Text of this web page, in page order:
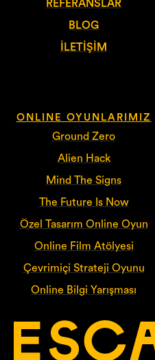
REFERANSLAR
BLOG
İLETIŞIM
ONLINE OYUNLARIMIZ
Ground Zero
Alien Hack
Mind The Signs
The Future Is Now
Özel Tasarım Online Oyun
Online Film Atölyesi
Çevrimiçi Strateji Oyunu
Online Bilgi Yarışması